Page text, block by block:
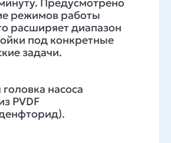
режимов работы
расширяет диапазон
под конкретные
задачи.
насоса
PVDF